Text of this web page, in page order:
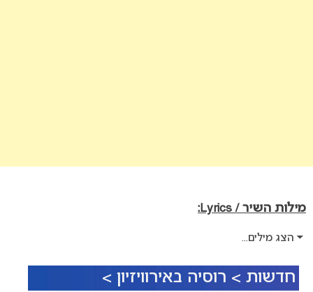
מילות השיר / Lyrics:
הצג מילים...
חדשות > רוסיה באירוויזיון >